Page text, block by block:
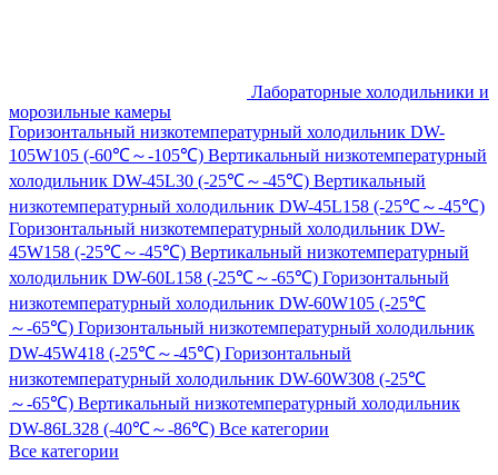
Лабораторные холодильники и
морозильные камеры
Горизонтальный низкотемпературный холодильник DW-
105W105 (-60℃～-105℃) Вертикальный низкотемпературный
холодильник DW-45L30 (-25℃～-45℃) Вертикальный
низкотемпературный холодильник DW-45L158 (-25℃～-45℃)
Горизонтальный низкотемпературный холодильник DW-
45W158 (-25℃～-45℃) Вертикальный низкотемпературный
холодильник DW-60L158 (-25℃～-65℃) Горизонтальный
низкотемпературный холодильник DW-60W105 (-25℃
～-65℃) Горизонтальный низкотемпературный холодильник
DW-45W418 (-25℃～-45℃) Горизонтальный
низкотемпературный холодильник DW-60W308 (-25℃
～-65℃) Вертикальный низкотемпературный холодильник
DW-86L328 (-40℃～-86℃) Все категории
Все категории